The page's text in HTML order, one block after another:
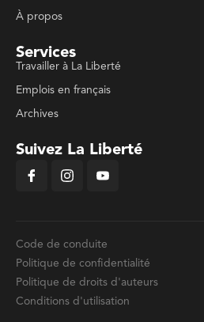
À propos
Services
Travailler à La Liberté
Emplois en français
Archives
Suivez La Liberté
Code de conduite
Politique de confidentialité
Politique de droits d'auteurs
Conditions d'utilisation